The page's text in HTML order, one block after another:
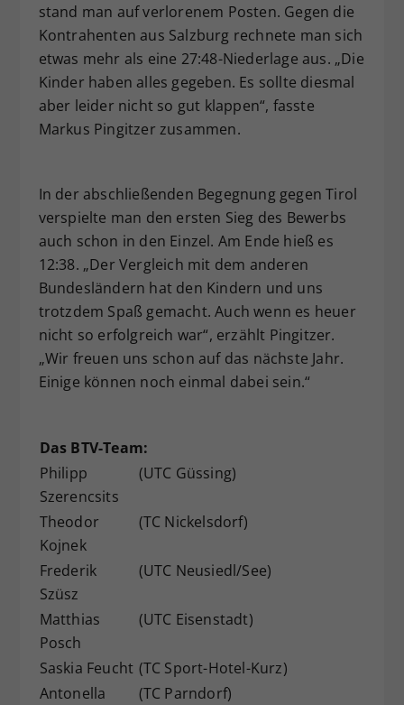
stand man auf verlorenem Posten. Gegen die
Kontrahenten aus Salzburg rechnete man sich
etwas mehr als eine 27:48-Niederlage aus. „Die
Kinder haben alles gegeben. Es sollte diesmal
aber leider nicht so gut klappen“, fasste
Markus Pingitzer zusammen.
In der abschließenden Begegnung gegen Tirol
verspielte man den ersten Sieg des Bewerbs
auch schon in den Einzel. Am Ende hieß es
12:38. „Der Vergleich mit dem anderen
Bundesländern hat den Kindern und uns
trotzdem Spaß gemacht. Auch wenn es heuer
nicht so erfolgreich war“, erzählt Pingitzer.
„Wir freuen uns schon auf das nächste Jahr.
Einige können noch einmal dabei sein.“
Das BTV-Team:
Philipp
Szerencsits
(UTC Güssing)
Theodor
Kojnek
(TC Nickelsdorf)
Frederik
Szüsz
(UTC Neusiedl/See)
Matthias
Posch
(UTC Eisenstadt)
Saskia Feucht (TC Sport-Hotel-Kurz)
Antonella
(TC Parndorf)